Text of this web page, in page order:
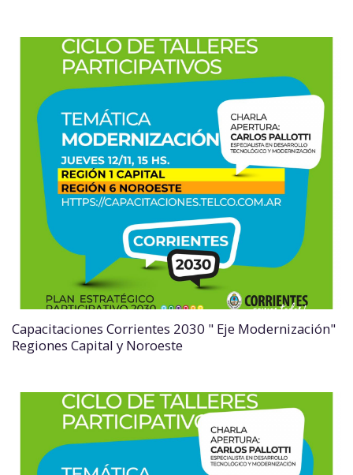
Capacitaciones Corrientes 2030 " Eje Modernización"
Regiones Capital y Noroeste